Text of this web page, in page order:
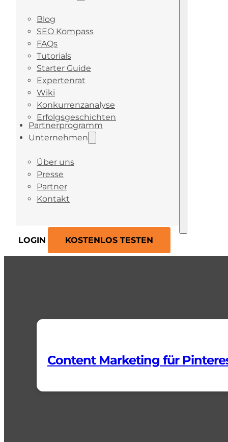
Blog
SEO Kompass
FAQs
Tutorials
Starter Guide
Expertenrat
Wiki
Konkurrenzanalyse
Erfolgsgeschichten
Partnerprogramm
Unternehmen
Über uns
Presse
Partner
Kontakt
LOGIN KOSTENLOS TESTEN
Content Marketing für